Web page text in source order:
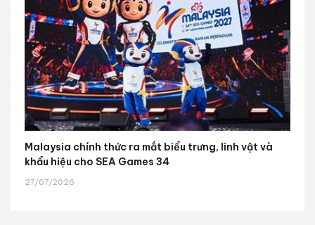
Malaysia chính thức ra mắt biểu trưng, linh vật và
khẩu hiệu cho SEA Games 34
27/07/2026